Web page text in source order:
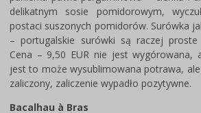
delikatnym sosie pomidorowym,
postaci suszonych pomidorów. Surówka
– portugalskie surówki są raczej
Cena – 9,50 EUR nie jest wygórowana,
jest to może wysublimowana potrawa,
zaliczony, zaliczenie wypadło pozytywne.
Bacalhau à Bras